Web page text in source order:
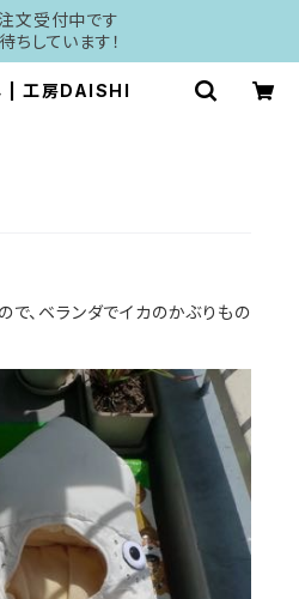
文受付中です
ちしています！
| 工房DAISHI
、ベランダでイカのかぶりもの